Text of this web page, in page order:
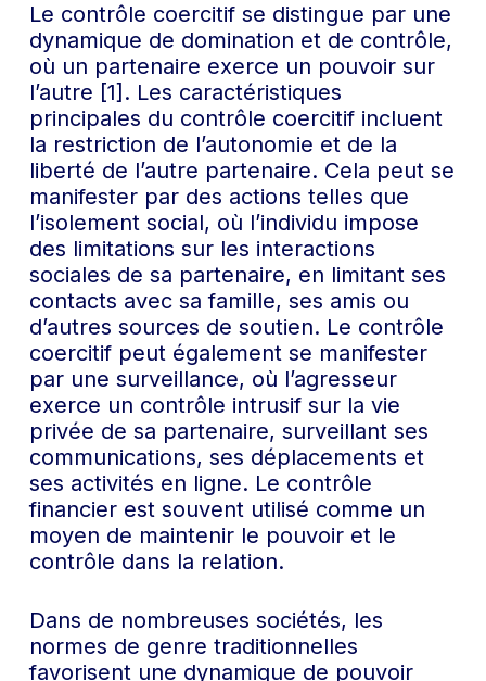
Le contrôle coercitif se distingue par une
dynamique de domination et de contrôle,
où un partenaire exerce un pouvoir sur
l’autre [1]. Les caractéristiques
principales du contrôle coercitif incluent
la restriction de l’autonomie et de la
liberté de l’autre partenaire. Cela peut se
manifester par des actions telles que
l’isolement social, où l’individu impose
des limitations sur les interactions
sociales de sa partenaire, en limitant ses
contacts avec sa famille, ses amis ou
d’autres sources de soutien. Le contrôle
coercitif peut également se manifester
par une surveillance, où l’agresseur
exerce un contrôle intrusif sur la vie
privée de sa partenaire, surveillant ses
communications, ses déplacements et
ses activités en ligne. Le contrôle
financier est souvent utilisé comme un
moyen de maintenir le pouvoir et le
contrôle dans la relation.
Dans de nombreuses sociétés, les
normes de genre traditionnelles
favorisent une dynamique de pouvoir